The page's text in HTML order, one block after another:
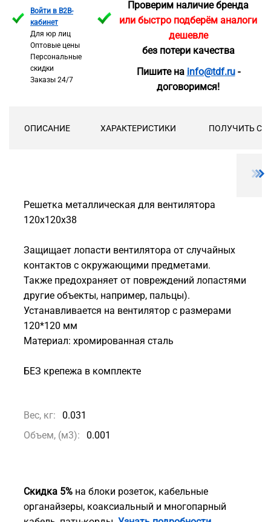
Войти в B2B-
кабинет
Для юр лиц
Оптовые цены
Персональные
скидки
Заказы 24/7
Проверим наличие бренда
или быстро подберём аналоги
дешевле
без потери качества
Пишите на info@tdf.ru-
договоримся!
ОПИСАНИЕ ХАРАКТЕРИСТИКИ ПОЛУЧИТЬ
Решетка металлическая для вентилятора
120х120х38
Защищает лопасти вентилятора от случайных
контактов с окружающими предметами.
Также предохраняет от повреждений лопастями
другие объекты, например, пальцы).
Устанавливается на вентилятор с размерами
120*120 мм
Материал: хромированная сталь
БЕЗ крепежа в комплекте
Вес, кг:
0.031
Объем, (м3):
0.001
Скидка 5% на блоки розеток, кабельные
органайзеры, коаксиальный и многопарный